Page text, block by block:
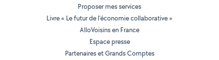
Proposer mes services
Livre « Le futur de l'économie collaborative »
AlloVoisins en France
Espace presse
Partenaires et Grands Comptes